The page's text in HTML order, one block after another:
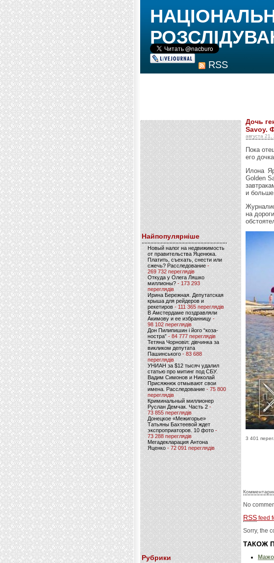
RSS
Найпопулярніше
Новый налог на недвижимость
от правительства Яценюка.
Платить, съехать, снести или
сжечь? Расследование-
269 732 переглядів
Откуда у Олега Ляшко
миллионы? - 173 293
переглядів
Ирина Бережная. Депутатская
крыша для рейдеров и
рекетиров - 111 365 переглядів
В Амстердаме поздравляли
Акимову и ее избранницу -
98 102 переглядів
Дон Пилипишин і його “коза-
ностра” - 84 777 переглядів
Тетяна Чорновіл: дівчинка за
викликом депутата
Пашинського- 83 688
переглядів
УНИАН за $12 тысяч удалил
статью про митинг под СБУ.
Вадим Симонов и Николай
Присяжнюк отмывают свои
имена. Расследование - 75 800
переглядів
Криминальный миллионер
Руслан Демчак. Часть 2-
73 855 переглядів
Донецкое «Межигорье»
Татьяны Бахтеевой ждет
экспроприаторов. 10 фото -
73 288 переглядів
Мегадекларация Антона
Яценко - 72 091 переглядів
Рубрики
Дочь
Savoy.
августа 21,
Пока
его
Илона
Golden
и
на
3 401
No
RSS feed
Sorry, the
ТАКОЖ